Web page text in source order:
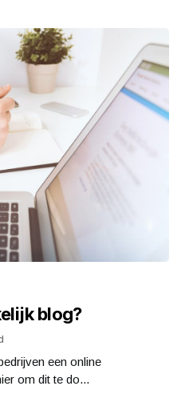
blog?
een online
om dit te do...